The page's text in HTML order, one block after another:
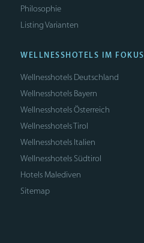
Philosophie
Listing Varianten
WELLNESSHOTELS IM FOKUS
Wellnesshotels Deutschland
Wellnesshotels Bayern
Wellnesshotels Österreich
Wellnesshotels Tirol
Wellnesshotels Italien
Wellnesshotels Südtirol
Hotels Malediven
Sitemap